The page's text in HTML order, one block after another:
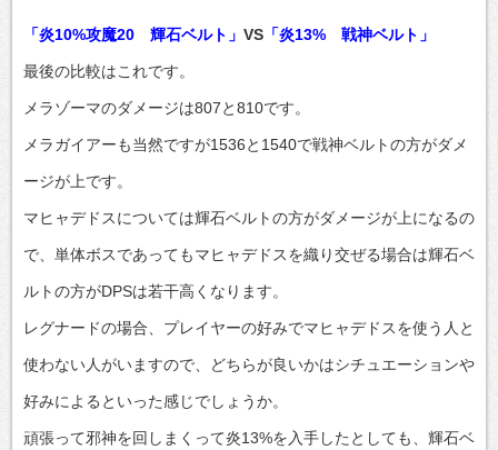
「炎10%攻魔20 輝石ベルト」 VS 「炎13% 戦神ベルト」
最後の比較はこれです。
メラゾーマのダメージは807と810です。
メラガイアーも当然ですが1536と1540で戦神ベルトの方がダメ
ージが上です。
マヒャデドスについては輝石ベルトの方がダメージが上になるの
で、単体ボスであってもマヒャデドスを織り交ぜる場合は輝石ベ
ルトの方がDPSは若干高くなります。
レグナードの場合、プレイヤーの好みでマヒャデドスを使う人と
使わない人がいますので、どちらが良いかはシチュエーションや
好みによるといった感じでしょうか。
頑張って邪神を回しまくって炎13%を入手したとしても、輝石ベ